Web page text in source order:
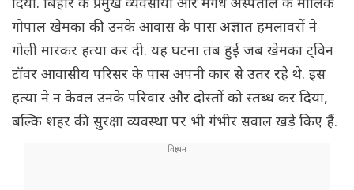
दिया. बिहार के प्रमुख व्यवसायी और मगध अस्पताल के मालिक
गोपाल खेमका की उनके आवास के पास अज्ञात हमलावरों ने
गोली मारकर हत्या कर दी. यह घटना तब हुई जब खेमका ट्विन
टॉवर आवासीय परिसर के पास अपनी कार से उतर रहे थे. इस
हत्या ने न केवल उनके परिवार और दोस्तों को स्तब्ध कर दिया,
बल्कि शहर की सुरक्षा व्यवस्था पर भी गंभीर सवाल खड़े किए हैं.